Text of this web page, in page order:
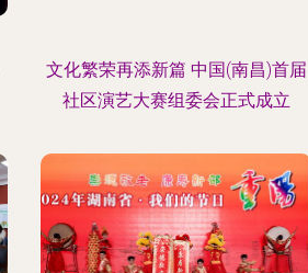
文化繁荣再添新篇 中国(南昌)首届
社区演艺大赛组委会正式成立